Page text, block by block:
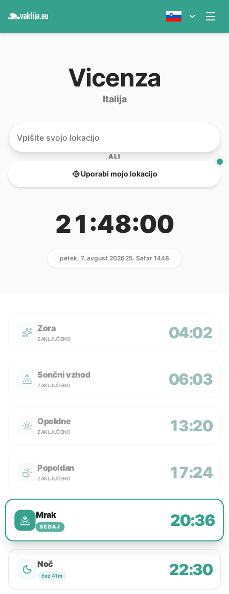
Vicenza
Italija
ALI
Uporabi mojo lokacijo
21:48:00
petek, 7. avgust 202625. Safar 1448
Zora
ZAKLJUČENO 04:02
Sončni vzhod
ZAKLJUČENO 06:03
Opoldne
ZAKLJUČENO 13:20
Popoldan
ZAKLJUČENO 17:24
Mrak
SEDAJ 20:36
Noč
čez 41m 22:30